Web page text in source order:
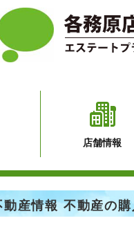
店舗情報
産情報 不動産の